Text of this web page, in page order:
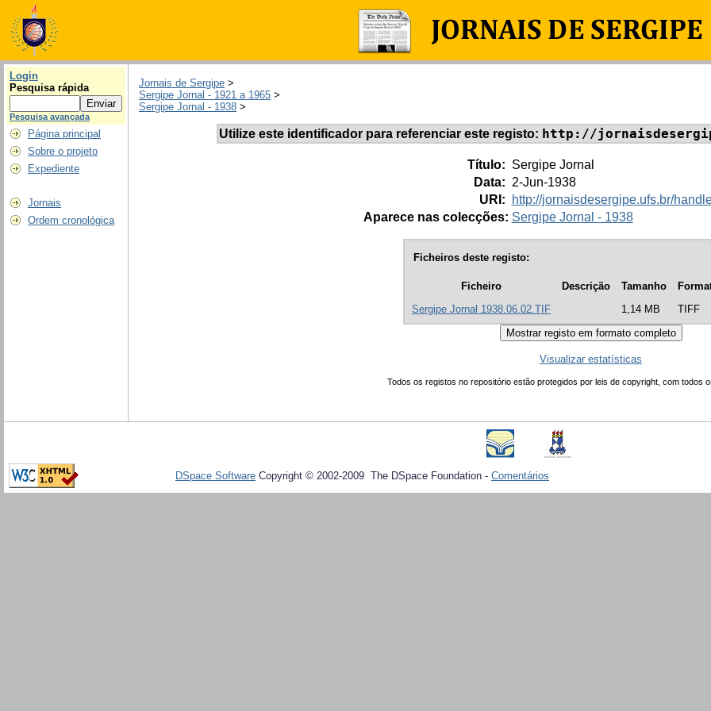
Login
Pesquisa rápida
Pesquisa avançada
Página principal
Sobre o projeto
Expediente
Jornais
Ordem cronológica
Jornais de Sergipe >
Sergipe Jornal - 1921 a 1965 >
Sergipe Jornal - 1938 >
Utilize este identificador para referenciar este registo: http://
Título: Sergipe Jornal
Data: 2-Jun-1938
URI:
http://jornaisdesergipe.ufs.br/
Aparece nas colecções: Sergipe Jornal - 1938
Ficheiros deste registo:
Ficheiro Descrição Tamanho
Sergipe Jornal 1938.06.02.TIF
1,14 MB TIFF
Visualizar estatísticas
Todos os registos no repositório estão protegidos por leis de copyright, com todos
DSpace Software Copyright © 2002-2009 The DSpace Foundation - Comentários